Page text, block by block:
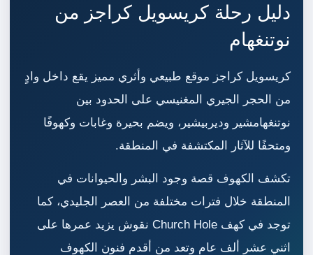
دليل رحلة كريسويل كراجز من
نوتنغهام
كريسويل كراجز موقع طبيعي وأثري مميز يقع داخل وادٍ
من الحجر الجيري المغنيسي على الحدود بين
نوتنغهامشير وديربيشير، ويضم بحيرة وغابات وكهوفًا
ومتحفًا للآثار المكتشفة في المنطقة.
تكشف الكهوف قصة وجود البشر والحيوانات في
المنطقة خلال فترات مختلفة من العصر الجليدي، كما
توجد في كهف Church Hole نقوش يزيد عمرها على
اثني عشر ألف عام وتعد من أقدم فنون الكهوف